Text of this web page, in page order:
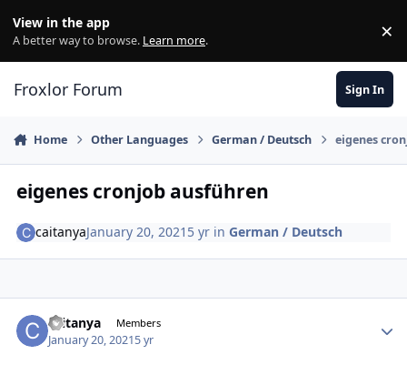
View in the app
A better way to browse. Learn more. ×
Froxlor Forum Sign In
Home Other Languages German / Deutsch eigenes
eigenes cronjob ausführen
caitanyaJanuary 20, 2021 5 yr inGerman / Deutsch
caitanya Members
January 20, 20215 yr